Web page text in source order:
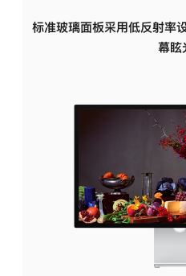
标准玻璃面板采用低反射率
幕眩